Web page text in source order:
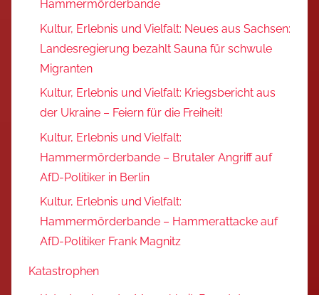
Hammermörderbande
Kultur, Erlebnis und Vielfalt: Neues aus Sachsen:
Landesregierung bezahlt Sauna für schwule
Migranten
Kultur, Erlebnis und Vielfalt: Kriegsbericht aus
der Ukraine – Feiern für die Freiheit!
Kultur, Erlebnis und Vielfalt:
Hammermörderbande – Brutaler Angriff auf
AfD-Politiker in Berlin
Kultur, Erlebnis und Vielfalt:
Hammermörderbande – Hammerattacke auf
AfD-Politiker Frank Magnitz
Katastrophen